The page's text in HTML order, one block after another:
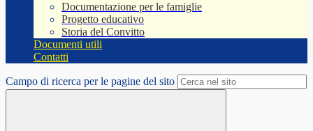
Documentazione per le famiglie
Progetto educativo
Storia del Convitto
Documenti utili
Contatti
Campo di ricerca per le pagine del sito